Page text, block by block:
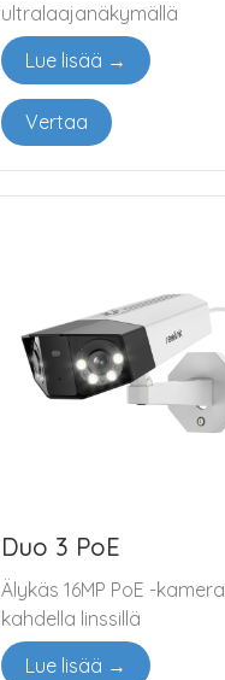
ultralaajanäkymällä
Lue lisää →
Vertaa
Duo 3 PoE
Älykäs 16MP PoE -kamera
kahdella linssillä
Lue lisää →